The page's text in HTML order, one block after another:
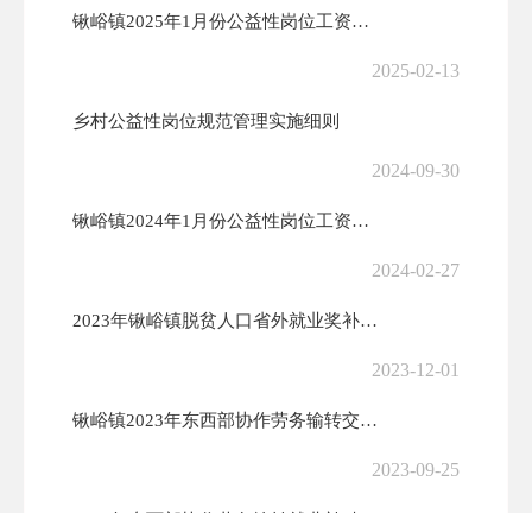
锹峪镇2025年1月份公益性岗位工资发放花名册
2025-02-13
乡村公益性岗位规范管理实施细则
2024-09-30
锹峪镇2024年1月份公益性岗位工资发放花名册
2024-02-27
2023年锹峪镇脱贫人口省外就业奖补花名册
2023-12-01
锹峪镇2023年东西部协作劳务输转交通补贴发放花名册
2023-09-25